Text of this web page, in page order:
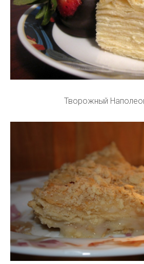
Творожный